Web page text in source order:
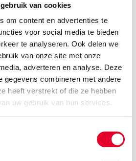
van cookies
om content en advertenties te
voor social media te bieden
te analyseren. Ook delen we
van onze site met onze
adverteren en analyse. Deze
gegevens combineren met andere
heeft verstrekt of die ze hebben
uw gebruik van hun services.